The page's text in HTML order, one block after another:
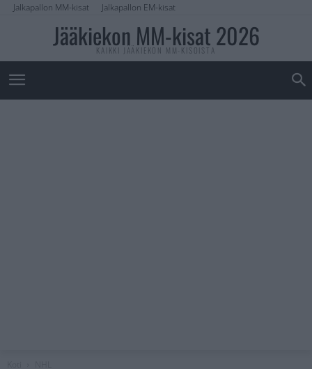
Jalkapallon MM-kisat Jalkapallon EM-kisat
Jääkiekon MM-kisat 2026
KAIKKI JÄÄKIEKON MM-KISOISTA